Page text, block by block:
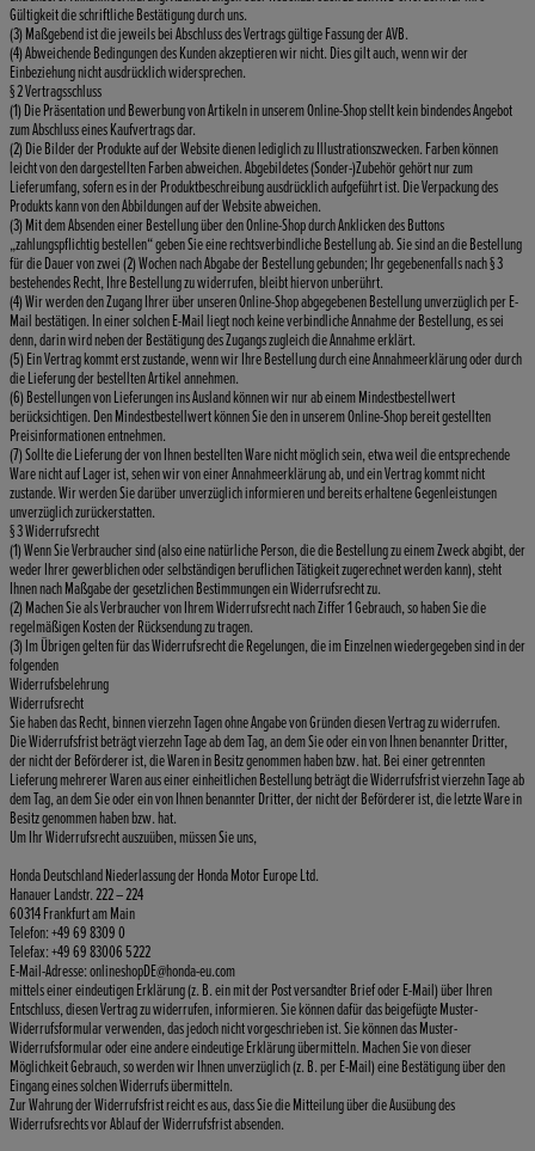
Gültigkeit die schriftliche Bestätigung durch uns.
(3) Maßgebend ist die jeweils bei Abschluss des Vertrags gültige Fassung der AVB.
(4) Abweichende Bedingungen des Kunden akzeptieren wir nicht. Dies gilt auch, wenn wir der
Einbeziehung nicht ausdrücklich widersprechen.
§ 2 Vertragsschluss
(1) Die Präsentation und Bewerbung von Artikeln in unserem Online-Shop stellt kein bindendes Angebot
zum Abschluss eines Kaufvertrags dar.
(2) Die Bilder der Produkte auf der Website dienen lediglich zu Illustrationszwecken. Farben können
leicht von den dargestellten Farben abweichen. Abgebildetes (Sonder-)Zubehör gehört nur zum
Lieferumfang, sofern es in der Produktbeschreibung ausdrücklich aufgeführt ist. Die Verpackung des
Produkts kann von den Abbildungen auf der Website abweichen.
(3) Mit dem Absenden einer Bestellung über den Online-Shop durch Anklicken des Buttons
„zahlungspflichtig bestellen“ geben Sie eine rechtsverbindliche Bestellung ab. Sie sind an die Bestellung
für die Dauer von zwei (2) Wochen nach Abgabe der Bestellung gebunden; Ihr gegebenenfalls nach § 3
bestehendes Recht, Ihre Bestellung zu widerrufen, bleibt hiervon unberührt.
(4) Wir werden den Zugang Ihrer über unseren Online-Shop abgegebenen Bestellung unverzüglich per E-
Mail bestätigen. In einer solchen E-Mail liegt noch keine verbindliche Annahme der Bestellung, es sei
denn, darin wird neben der Bestätigung des Zugangs zugleich die Annahme erklärt.
(5) Ein Vertrag kommt erst zustande, wenn wir Ihre Bestellung durch eine Annahmeerklärung oder durch
die Lieferung der bestellten Artikel annehmen.
(6) Bestellungen von Lieferungen ins Ausland können wir nur ab einem Mindestbestellwert
berücksichtigen. Den Mindestbestellwert können Sie den in unserem Online-Shop bereit gestellten
Preisinformationen entnehmen.
(7) Sollte die Lieferung der von Ihnen bestellten Ware nicht möglich sein, etwa weil die entsprechende
Ware nicht auf Lager ist, sehen wir von einer Annahmeerklärung ab, und ein Vertrag kommt nicht
zustande. Wir werden Sie darüber unverzüglich informieren und bereits erhaltene Gegenleistungen
unverzüglich zurückerstatten.
§ 3 Widerrufsrecht
(1) Wenn Sie Verbraucher sind (also eine natürliche Person, die die Bestellung zu einem Zweck abgibt, der
weder Ihrer gewerblichen oder selbständigen beruflichen Tätigkeit zugerechnet werden kann), steht
Ihnen nach Maßgabe der gesetzlichen Bestimmungen ein Widerrufsrecht zu.
(2) Machen Sie als Verbraucher von Ihrem Widerrufsrecht nach Ziffer 1 Gebrauch, so haben Sie die
regelmäßigen Kosten der Rücksendung zu tragen.
(3) Im Übrigen gelten für das Widerrufsrecht die Regelungen, die im Einzelnen wiedergegeben sind in der
folgenden
Widerrufsbelehrung
Widerrufsrecht
Sie haben das Recht, binnen vierzehn Tagen ohne Angabe von Gründen diesen Vertrag zu widerrufen.
Die Widerrufsfrist beträgt vierzehn Tage ab dem Tag, an dem Sie oder ein von Ihnen benannter Dritter,
der nicht der Beförderer ist, die Waren in Besitz genommen haben bzw. hat. Bei einer getrennten
Lieferung mehrerer Waren aus einer einheitlichen Bestellung beträgt die Widerrufsfrist vierzehn Tage ab
dem Tag, an dem Sie oder ein von Ihnen benannter Dritter, der nicht der Beförderer ist, die letzte Ware in
Besitz genommen haben bzw. hat.
Um Ihr Widerrufsrecht auszuüben, müssen Sie uns,
Honda Deutschland Niederlassung der Honda Motor Europe Ltd.
Hanauer Landstr. 222 – 224
60314 Frankfurt am Main
Telefon: +49 69 8309 0
Telefax: +49 69 83006 5222
E-Mail-Adresse: onlineshopDE@honda-eu.com
mittels einer eindeutigen Erklärung (z. B. ein mit der Post versandter Brief oder E-Mail) über Ihren
Entschluss, diesen Vertrag zu widerrufen, informieren. Sie können dafür das beigefügte Muster-
Widerrufsformular verwenden, das jedoch nicht vorgeschrieben ist. Sie können das Muster-
Widerrufsformular oder eine andere eindeutige Erklärung übermitteln. Machen Sie von dieser
Möglichkeit Gebrauch, so werden wir Ihnen unverzüglich (z. B. per E-Mail) eine Bestätigung über den
Eingang eines solchen Widerrufs übermitteln.
Zur Wahrung der Widerrufsfrist reicht es aus, dass Sie die Mitteilung über die Ausübung des
Widerrufsrechts vor Ablauf der Widerrufsfrist absenden.